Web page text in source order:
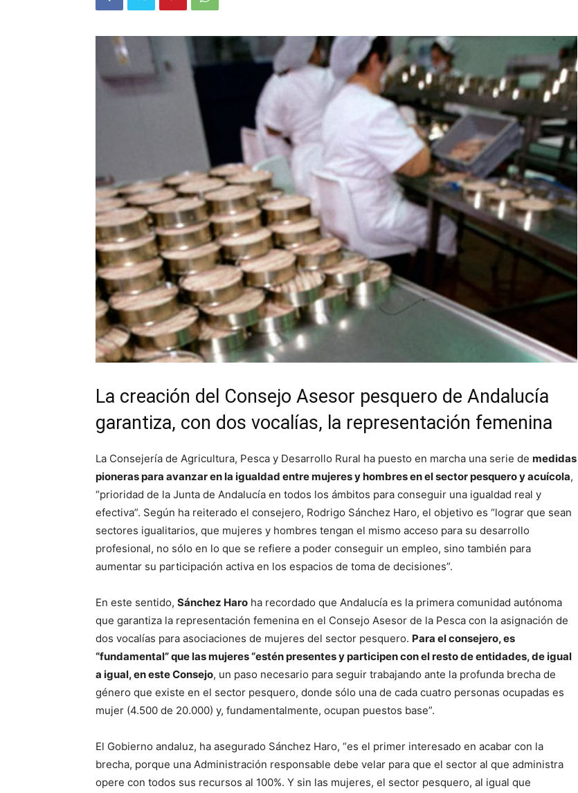
La creación del Consejo Asesor pesquero de Andalucía
garantiza, con dos vocalías, la representación femenina
La Consejería de Agricultura, Pesca y Desarrollo Rural ha puesto en marcha una serie de medidas
pioneras para avanzar en la igualdad entre mujeres y hombres en el sector pesquero y acuícola,
“prioridad de la Junta de Andalucía en todos los ámbitos para conseguir una igualdad real y
efectiva”. Según ha reiterado el consejero, Rodrigo Sánchez Haro, el objetivo es “lograr que sean
sectores igualitarios, que mujeres y hombres tengan el mismo acceso para su desarrollo
profesional, no sólo en lo que se refiere a poder conseguir un empleo, sino también para
aumentar su participación activa en los espacios de toma de decisiones”.
En este sentido, Sánchez Haro ha recordado que Andalucía es la primera comunidad autónoma
que garantiza la representación femenina en el Consejo Asesor de la Pesca con la asignación de
dos vocalías para asociaciones de mujeres del sector pesquero. Para el consejero, es
“fundamental” que las mujeres “estén presentes y participen con el resto de entidades, de igual
a igual, en este Consejo, un paso necesario para seguir trabajando ante la profunda brecha de
género que existe en el sector pesquero, donde sólo una de cada cuatro personas ocupadas es
mujer (4.500 de 20.000) y, fundamentalmente, ocupan puestos base”.
El Gobierno andaluz, ha asegurado Sánchez Haro, “es el primer interesado en acabar con la
brecha, porque una Administración responsable debe velar para que el sector al que administra
opere con todos sus recursos al 100%. Y sin las mujeres, el sector pesquero, al igual que